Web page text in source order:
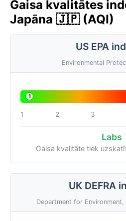
Gaisa kvalitātes
Japāna 🇯🇵 (AQI)
US EPA
Environmental
1
1 2 3
Labs
Gaisa kvalitāte tiek
UK DEFRA
Department for